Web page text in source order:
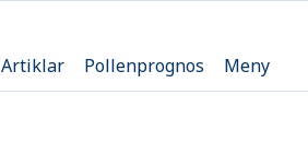
Artiklar Pollenprognos Meny